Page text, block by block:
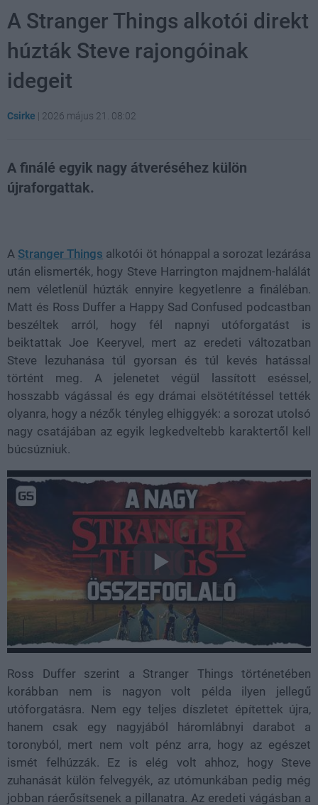
A Stranger Things alkotói direkt
húzták Steve rajongóinak
idegeit
Csirke | 2026 május 21. 08:02
A finálé egyik nagy átveréséhez külön
újraforgattak.
A Stranger Things alkotói öt hónappal a sorozat lezárása
után elismerték, hogy Steve Harrington majdnem-halálát
nem véletlenül húzták ennyire kegyetlenre a fináléban.
Matt és Ross Duffer a Happy Sad Confused podcastban
beszéltek arról, hogy fél napnyi utóforgatást is
beiktattak Joe Keeryvel, mert az eredeti változatban
Steve lezuhanása túl gyorsan és túl kevés hatással
történt meg. A jelenetet végül lassított eséssel,
hosszabb vágással és egy drámai elsötétítéssel tették
olyanra, hogy a nézők tényleg elhiggyék: a sorozat utolsó
nagy csatájában az egyik legkedveltebb karaktertől kell
búcsúzniuk.
Ross Duffer szerint a Stranger Things történetében
korábban nem is nagyon volt példa ilyen jellegű
utóforgatásra. Nem egy teljes díszletet építettek újra,
hanem csak egy nagyjából háromlábnyi darabot a
toronyból, mert nem volt pénz arra, hogy az egészet
ismét felhúzzák. Ez is elég volt ahhoz, hogy Steve
zuhanását külön felvegyék, az utómunkában pedig még
jobban ráerősítsenek a pillanatra. Az eredeti vágásban a